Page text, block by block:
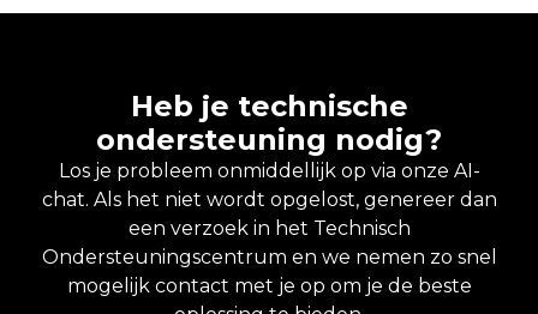
Heb je technische
ondersteuning nodig?
Los je probleem onmiddellijk op via onze AI-
chat. Als het niet wordt opgelost, genereer dan
een verzoek in het Technisch
Ondersteuningscentrum en we nemen zo snel
mogelijk contact met je op om je de beste